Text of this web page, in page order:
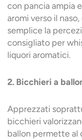
con pancia ampia
aromi verso il
semplice la
consigliato per
liquori aromatici.
2. Bicchieri a
Apprezzati
bicchieri
ballon permette al